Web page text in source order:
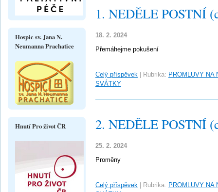
1. NEDĚLE POSTNÍ
18. 2. 2024
Přemáhejme pokušení
Celý příspěvek Rubrika: PROMLUVY NA
SVÁTKY
2. NEDĚLE POSTNÍ
25. 2. 2024
Proměny
Celý příspěvek Rubrika: PROMLUVY NA
Hospic sv. Jana N.
Neumanna Prachatice
Hnutí Pro život ČR